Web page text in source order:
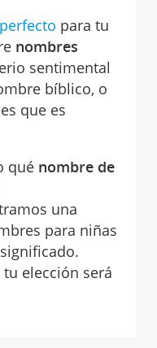
para tu
nombres
sentimental
bíblico, o
que es
qué nombre de
una
para niñas
elección será